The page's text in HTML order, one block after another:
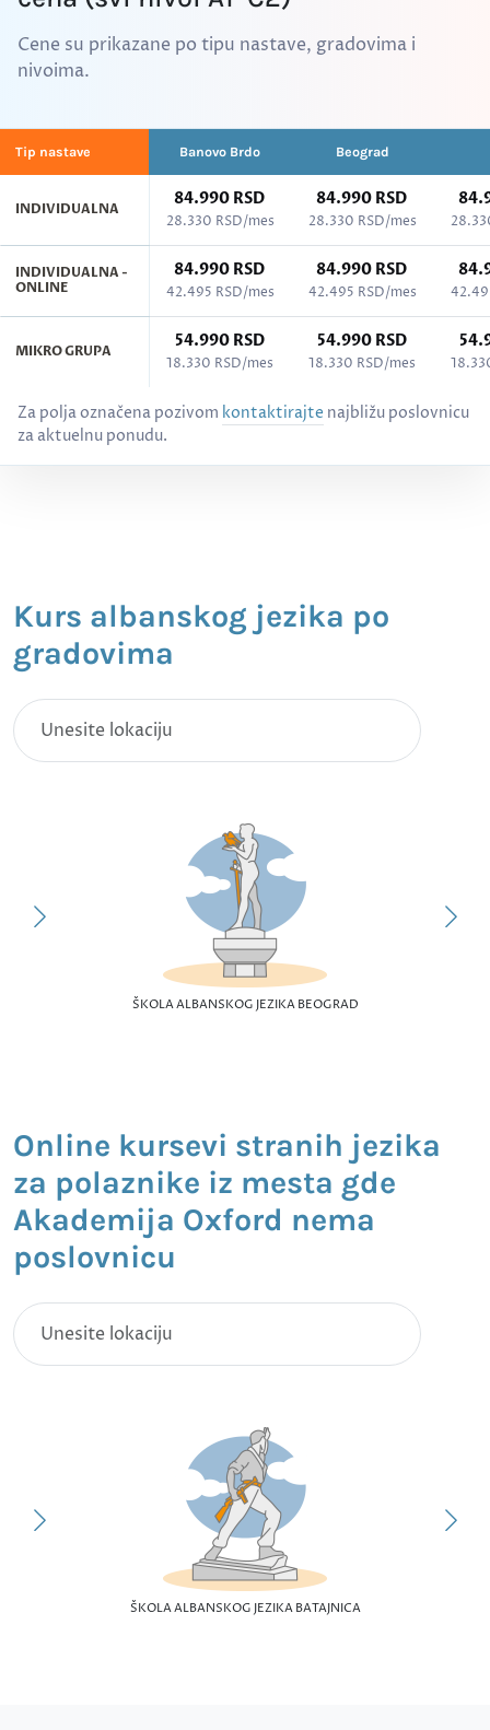
Cene su prikazane po tipu nastave, gradovima i
nivoima.
Tip nastave Banovo Brdo Beograd
INDIVIDUALNA
84.990 RSD
28.330 RSD/mes
84.990 RSD
28.330 RSD/mes
INDIVIDUALNA -
ONLINE
84.990 RSD
42.495 RSD/mes
84.990 RSD
42.495 RSD/mes
MIKRO GRUPA
54.990 RSD
18.330 RSD/mes
54.990 RSD
18.330 RSD/mes
Za polja označena pozivom kontaktirajte najbližu poslovnicu
za aktuelnu ponudu.
Kurs albanskog jezika po
gradovima
ŠKOLA ALBANSKOG JEZIKA BEOGRAD
Online kursevi stranih jezika
za polaznike iz mesta gde
Akademija Oxford nema
poslovnicu
ŠKOLA ALBANSKOG JEZIKA BATAJNICA